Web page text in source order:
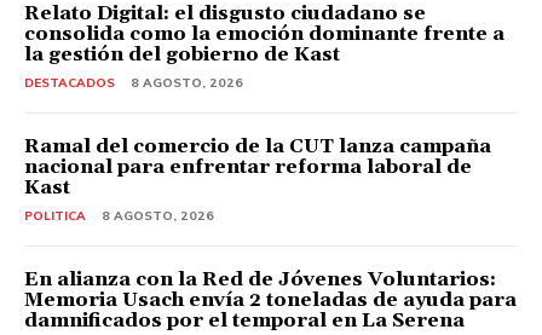
Relato Digital: el disgusto ciudadano se
consolida como la emoción dominante frente a
la gestión del gobierno de Kast
DESTACADOS 8 AGOSTO, 2026
Ramal del comercio de la CUT lanza campaña
nacional para enfrentar reforma laboral de
Kast
POLITICA 8 AGOSTO, 2026
En alianza con la Red de Jóvenes Voluntarios:
Memoria Usach envía 2 toneladas de ayuda para
damnificados por el temporal en La Serena